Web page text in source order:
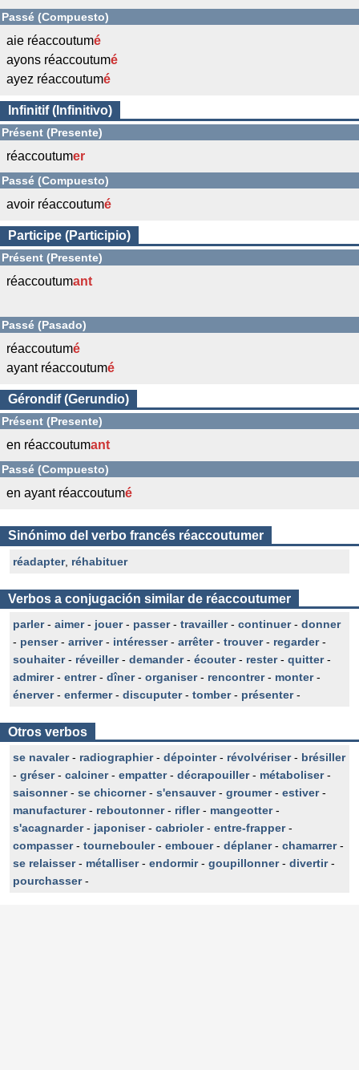
Passé (Compuesto)
aie réaccoutumé
ayons réaccoutumé
ayez réaccoutumé
Infinitif (Infinitivo)
Présent (Presente)
réaccoutumer
Passé (Compuesto)
avoir réaccoutumé
Participe (Participio)
Présent (Presente)
réaccoutumant
Passé (Pasado)
réaccoutumé
ayant réaccoutumé
Gérondif (Gerundio)
Présent (Presente)
en réaccoutumant
Passé (Compuesto)
en ayant réaccoutumé
Sinónimo del verbo francés réaccoutumer
réadapter, réhabituer
Verbos a conjugación similar de réaccoutumer
parler- aimer- jouer- passer- travailler- continuer- donner
- penser- arriver- intéresser- arrêter- trouver- regarder-
souhaiter- réveiller- demander- écouter- rester- quitter-
admirer- entrer- dîner- organiser- rencontrer- monter-
énerver- enfermer- discuputer- tomber- présenter-
Otros verbos
se navaler- radiographier- dépointer- révolvériser- brésiller
- gréser- calciner- empatter- décrapouiller- métaboliser-
saisonner- se chicorner- s'ensauver- groumer- estiver-
manufacturer- reboutonner- rifler- mangeotter-
s'acagnarder- japoniser- cabrioler- entre-frapper-
compasser- tournebouler- embouer- déplaner- chamarrer-
se relaisser- métalliser- endormir- goupillonner- divertir-
pourchasser-